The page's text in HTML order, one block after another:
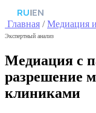
RU|EN
Главная /Медиация
Экспертный анализ
Медиация с
разрешение
клиниками